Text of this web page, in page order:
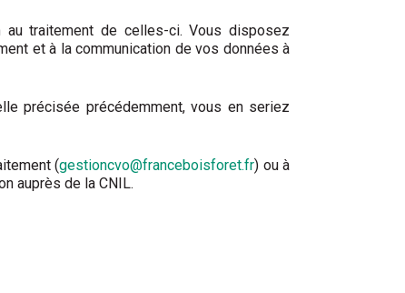
au traitement de celles-ci. Vous disposez
et à la communication de vos données à
précisée précédemment, vous en seriez
(gestioncvo@franceboisforet.fr) ou à
auprès de la CNIL.